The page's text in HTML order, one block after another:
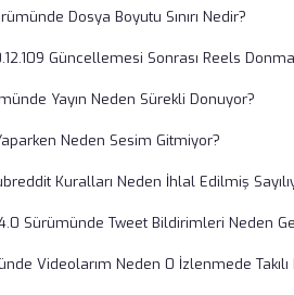
Dosya Boyutu Sınırı Nedir?
Güncellemesi Sonrası Reels
Yayın Neden Sürekli Donuyor?
Neden Sesim Gitmiyor?
Kuralları Neden İhlal Edilmiş
Sürümünde Tweet Bildirimleri Neden
Videolarım Neden 0 İzlenmede Takılı